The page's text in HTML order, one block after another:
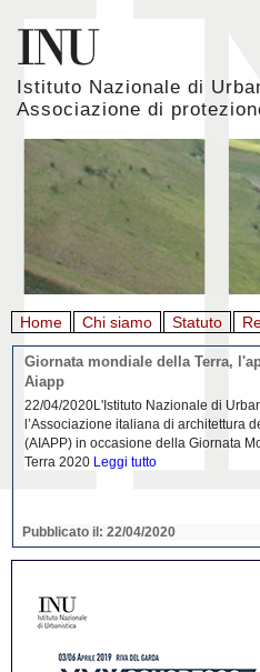
Istituto Nazionale di
Associazione di
Home Chi siamo Statuto
Giornata mondiale della Terra,
Aiapp
22/04/2020L'Istituto Nazionale di
l’Associazione italiana di architettura
(AIAPP) in occasione della Giornata
Terra 2020 Leggi tutto
Pubblicato il: 22/04/2020